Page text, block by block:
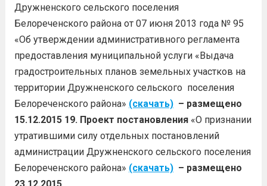
Дружненского сельского поселения
Белореченского района от 07 июня 2013 года № 95
«Об утверждении административного регламента
предоставления муниципальной услуги «Выдача
градостроительных планов земельных участков на
территории Дружненского сельского поселения
Белореченского района» (скачать) – размещено
15.12.2015 19. Проект постановления«О признании
утратившими силу отдельных постановлений
администрации Дружненского сельского поселения
Белореченского района» (скачать)– размещено